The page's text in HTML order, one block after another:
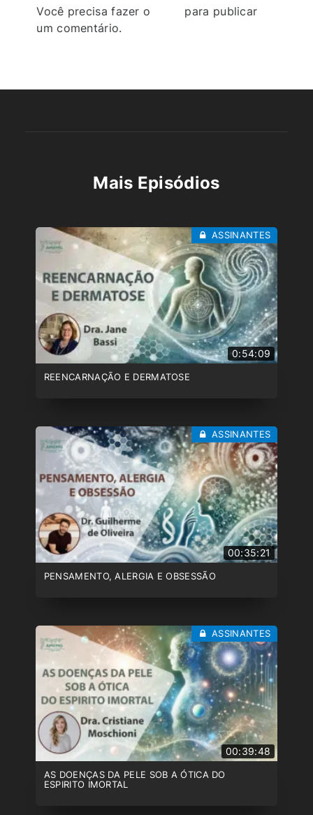
Você precisa fazer o
para publicar
um comentário.
Mais Episódios
0:54:09
REENCARNAÇÃO E DERMATOSE
ASSINANTES
00:35:21
PENSAMENTO, ALERGIA E OBSESSÃO
ASSINANTES
00:39:48
AS DOENÇAS DA PELE SOB A ÓTICA DO
ESPIRITO IMORTAL
ASSINANTES